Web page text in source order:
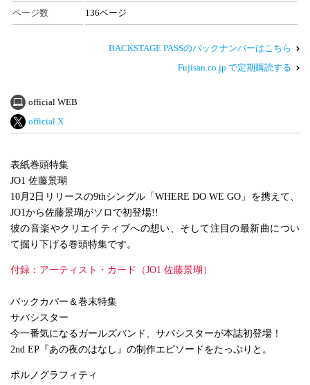
ページ数 136ページ
BACKSTAGE PASSのバックナンバーはこちら
Fujisan.co.jp で定期購読する
official WEB
official X
表紙巻頭特集
JO1 佐藤景瑚
10月2日リリースの9thシングル「WHERE DO WE GO」を携えて、
JO1から佐藤景瑚がソロで初登場!!
彼の音楽やクリエイティブへの想い、そして注目の最新曲につい
て掘り下げる巻頭特集です。
付録：アーティスト・カード（JO1 佐藤景瑚）
バックカバー＆巻末特集
サバシスター
今一番気になるガールズバンド、サバシスターが本誌初登場！
2nd EP『あの夜のはなし』の制作エピソードをたっぷりと。
ポルノグラフィティ